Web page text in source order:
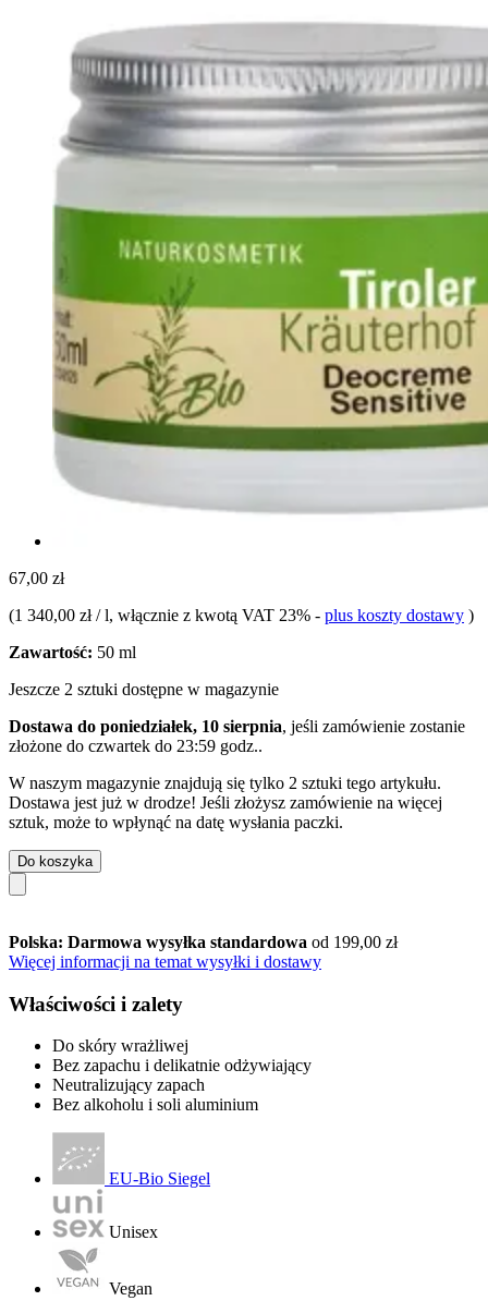
67,00 zł
(1 340,00 zł / l, włącznie z kwotą VAT 23% - plus koszty dostawy )
Zawartość: 50 ml
Jeszcze 2 sztuki dostępne w magazynie
Dostawa do poniedziałek, 10 sierpnia, jeśli zamówienie zostanie
złożone do czwartek do 23:59 godz..
W naszym magazynie znajdują się tylko 2 sztuki tego artykułu.
Dostawa jest już w drodze! Jeśli złożysz zamówienie na więcej
sztuk, może to wpłynąć na datę wysłania paczki.
Do koszyka
Polska: Darmowa wysyłka standardowa od 199,00 zł
Więcej informacji na temat wysyłki i dostawy
Właściwości i zalety
Do skóry wrażliwej
Bez zapachu i delikatnie odżywiający
Neutralizujący zapach
Bez alkoholu i soli aluminium
EU-Bio Siegel
Unisex
Vegan